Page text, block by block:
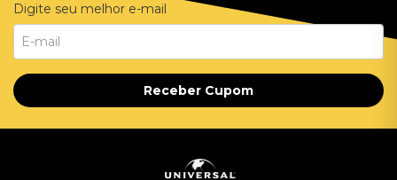
Digite seu melhor e-mail
Receber Cupom